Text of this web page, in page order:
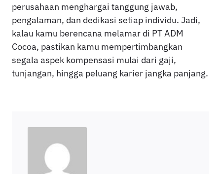
perusahaan menghargai tanggung jawab,
pengalaman, dan dedikasi setiap individu. Jadi,
kalau kamu berencana melamar di PT ADM
Cocoa, pastikan kamu mempertimbangkan
segala aspek kompensasi mulai dari gaji,
tunjangan, hingga peluang karier jangka panjang.